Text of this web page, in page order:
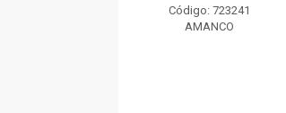
Código: 723241
AMANCO